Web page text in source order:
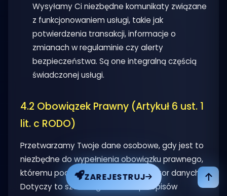
Wysyłamy Ci niezbędne komunikaty związane
z funkcjonowaniem usługi, takie jak
potwierdzenia transakcji, informacje o
zmianach w regulaminie czy alerty
bezpieczeństwa. Są one integralną częścią
świadczonej usługi.
4.2 Obowiązek Prawny (Artykuł 6 ust. 1
lit. c RODO)
Przetwarzamy Twoje dane osobowe, gdy jest to
niezbędne do wypełnienia obowiązku prawnego,
któremu podlegamy jako administrator danych.
Dotyczy to szerokiego zakresu przepisów
ZAREJESTRUJ